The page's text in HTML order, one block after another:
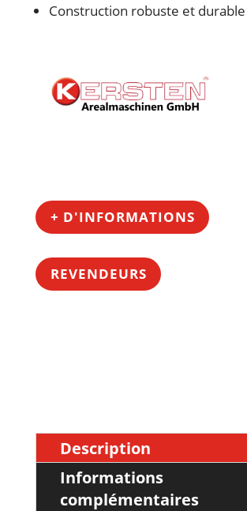
Construction robuste et durable
+ D'INFORMATIONS
REVENDEURS
Description
Informations
complémentaires